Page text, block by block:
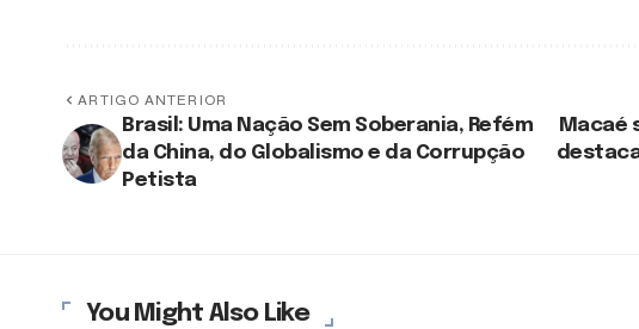
ARTIGO ANTERIOR
Brasil: Uma Nação Sem Soberania, Refém
da China, do Globalismo e da Corrupção
Petista
Macaé
You Might Also Like